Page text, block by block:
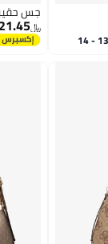
13 - 14
جس
﷼‏